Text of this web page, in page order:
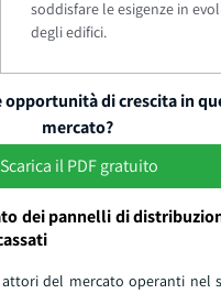
soddisfare le esigenze in
degli edifici.
opportunità di crescita in
mercato?
Scarica il PDF gratuito
dei pannelli di
del mercato operanti nel